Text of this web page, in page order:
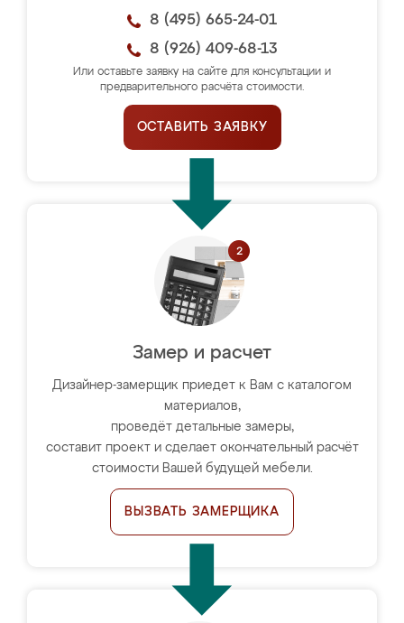
8 (495) 665-24-01
8 (926) 409-68-13
Или оставьте заявку на сайте для консультации и
предварительного расчёта стоимости.
ОСТАВИТЬ ЗАЯВКУ
Замер и расчет
Дизайнер-замерщик приедет к Вам с каталогом
материалов,
проведёт детальные замеры,
составит проект и сделает окончательный расчёт
стоимости Вашей будущей мебели.
ВЫЗВАТЬ ЗАМЕРЩИКА